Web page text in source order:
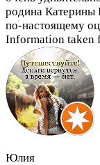
родина Катерины
по-настоящему
Information taken
Юлия